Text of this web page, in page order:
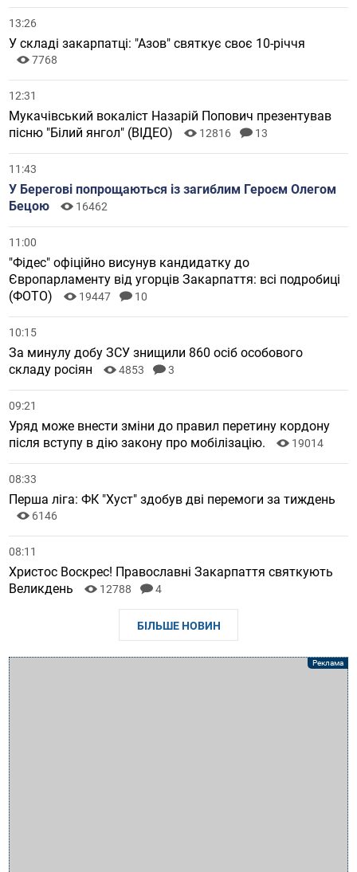
13:26
У складі закарпатці: "Азов" святкує своє 10-річчя
7768
12:31
Мукачівський вокаліст Назарій Попович презентував
пісню "Білий янгол" (ВІДЕО)
12816 13
11:43
У Берегові попрощаються із загиблим Героєм Олегом
Бецою
16462
11:00
"Фідес" офіційно висунув кандидатку до
Європарламенту від угорців Закарпаття: всі подробиці
(ФОТО)
19447 10
10:15
За минулу добу ЗСУ знищили 860 осіб особового
складу росіян
4853 3
09:21
Уряд може внести зміни до правил перетину кордону
після вступу в дію закону про мобілізацію.
19014
08:33
Перша ліга: ФК "Хуст" здобув дві перемоги за тиждень
6146
08:11
Христос Воскрес! Православні Закарпаття святкують
Великдень
12788 4
БІЛЬШЕ НОВИН